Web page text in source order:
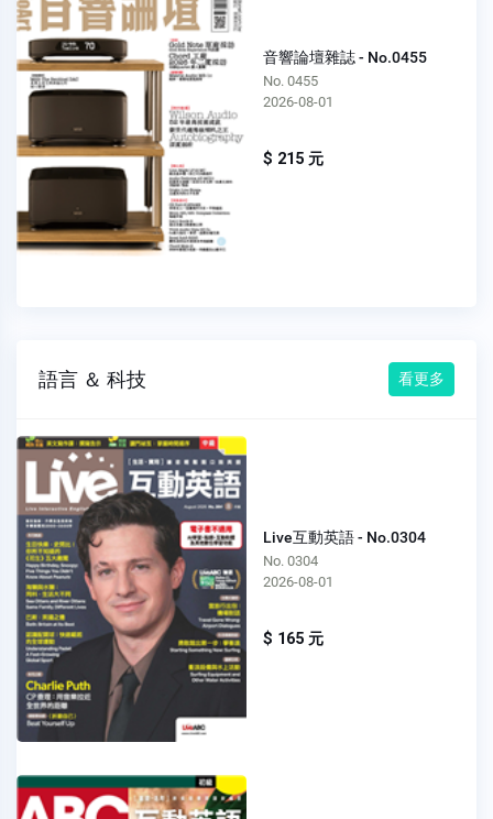
音響論壇雜誌 - No.0455
No. 0455
2026-08-01
$ 215 元
語言 ＆ 科技 看更多
Live互動英語 - No.0304
No. 0304
2026-08-01
$ 165 元